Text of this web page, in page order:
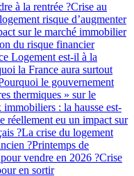
à la rentrée ?Crise au
risque d’augmenter
sur le marché immobilier
du risque financier
Logement est-il à la
la France aura surtout
le gouvernement
thermiques » sur le
immobiliers : la hausse est-
réellement eu un impact sur
?La crise du logement
?Printemps de
vendre en 2026 ?Crise
en sortir